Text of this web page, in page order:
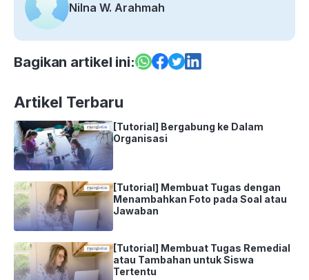
Nilna W. Arahmah
Bagikan artikel ini:
Artikel Terbaru
[Tutorial] Bergabung ke Dalam
Organisasi
[Tutorial] Membuat Tugas dengan
Menambahkan Foto pada Soal atau
Jawaban
[Tutorial] Membuat Tugas Remedial
atau Tambahan untuk Siswa
Tertentu